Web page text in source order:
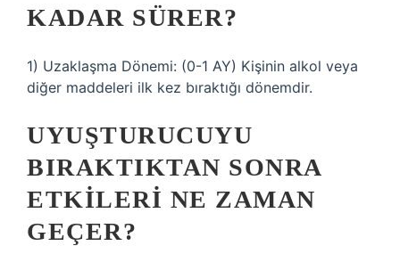
KADAR SÜRER?
1) Uzaklaşma Dönemi: (0-1 AY) Kişinin alkol veya
diğer maddeleri ilk kez bıraktığı dönemdir.
UYUŞTURUCUYU
BIRAKTIKTAN SONRA
ETKILERI NE ZAMAN
GEÇER?